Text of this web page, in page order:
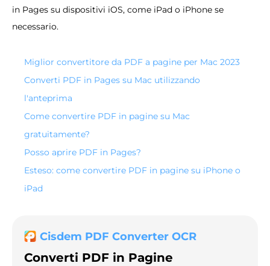
in Pages su dispositivi iOS, come iPad o iPhone se
necessario.
Miglior convertitore da PDF a pagine per Mac 2023
Converti PDF in Pages su Mac utilizzando
l'anteprima
Come convertire PDF in pagine su Mac
gratuitamente?
Posso aprire PDF in Pages?
Esteso: come convertire PDF in pagine su iPhone o
iPad
Cisdem PDF Converter OCR
Converti PDF in Pagine